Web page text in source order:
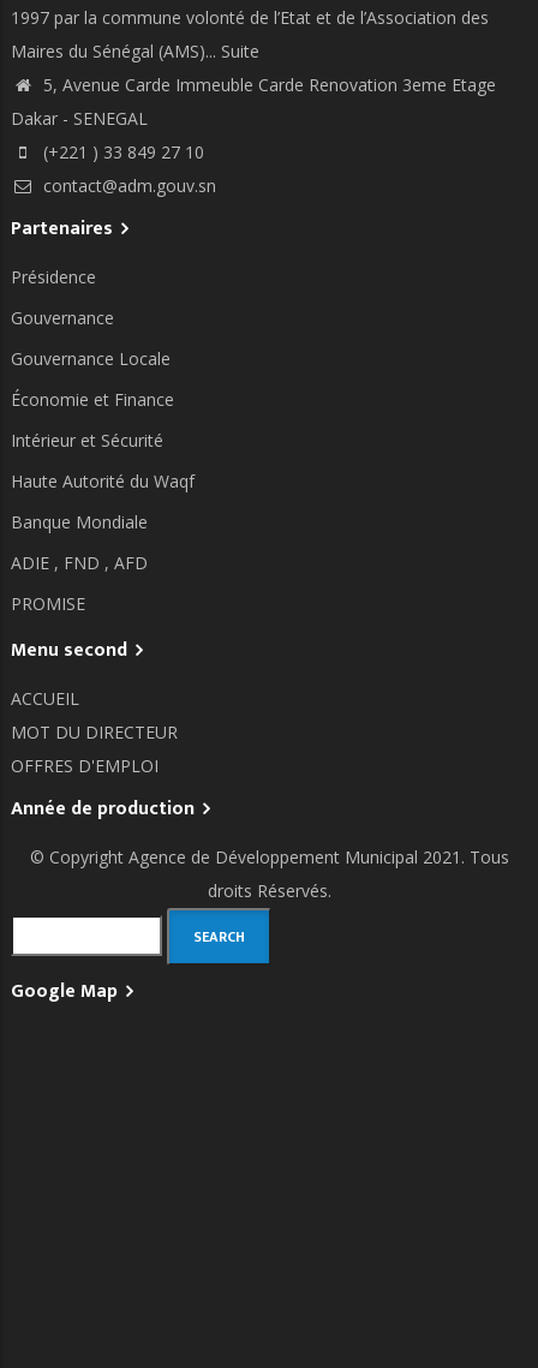
1997 par la commune volonté de l’Etat et de l’Association des
Maires du Sénégal (AMS)... Suite
5, Avenue Carde Immeuble Carde Renovation 3eme Etage
Dakar - SENEGAL
(+221 ) 33 849 27 10
contact@adm.gouv.sn
Partenaires
Présidence
Gouvernance
Gouvernance Locale
Économie et Finance
Intérieur et Sécurité
Haute Autorité du Waqf
Banque Mondiale
ADIE , FND , AFD
PROMISE
Menu second
ACCUEIL
MOT DU DIRECTEUR
OFFRES D'EMPLOI
Année de production
© Copyright Agence de Développement Municipal 2021. Tous
droits Réservés.
Google Map